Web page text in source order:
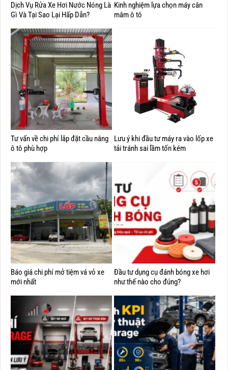
Dịch Vụ Rửa Xe Hơi Nước Nóng Là
Gì Và Tại Sao Lại Hấp Dẫn?
Kinh nghiệm lựa chọn máy cân
mâm ô tô
Tư vấn về chi phí lắp đặt cầu nâng
ô tô phù hợp
Lưu ý khi đầu tư máy ra vào lốp xe
tải tránh sai lầm tốn kém
Báo giá chi phí mở tiệm vá vỏ xe
mới nhất
Đầu tư dụng cụ đánh bóng xe hơi
như thế nào cho đúng?